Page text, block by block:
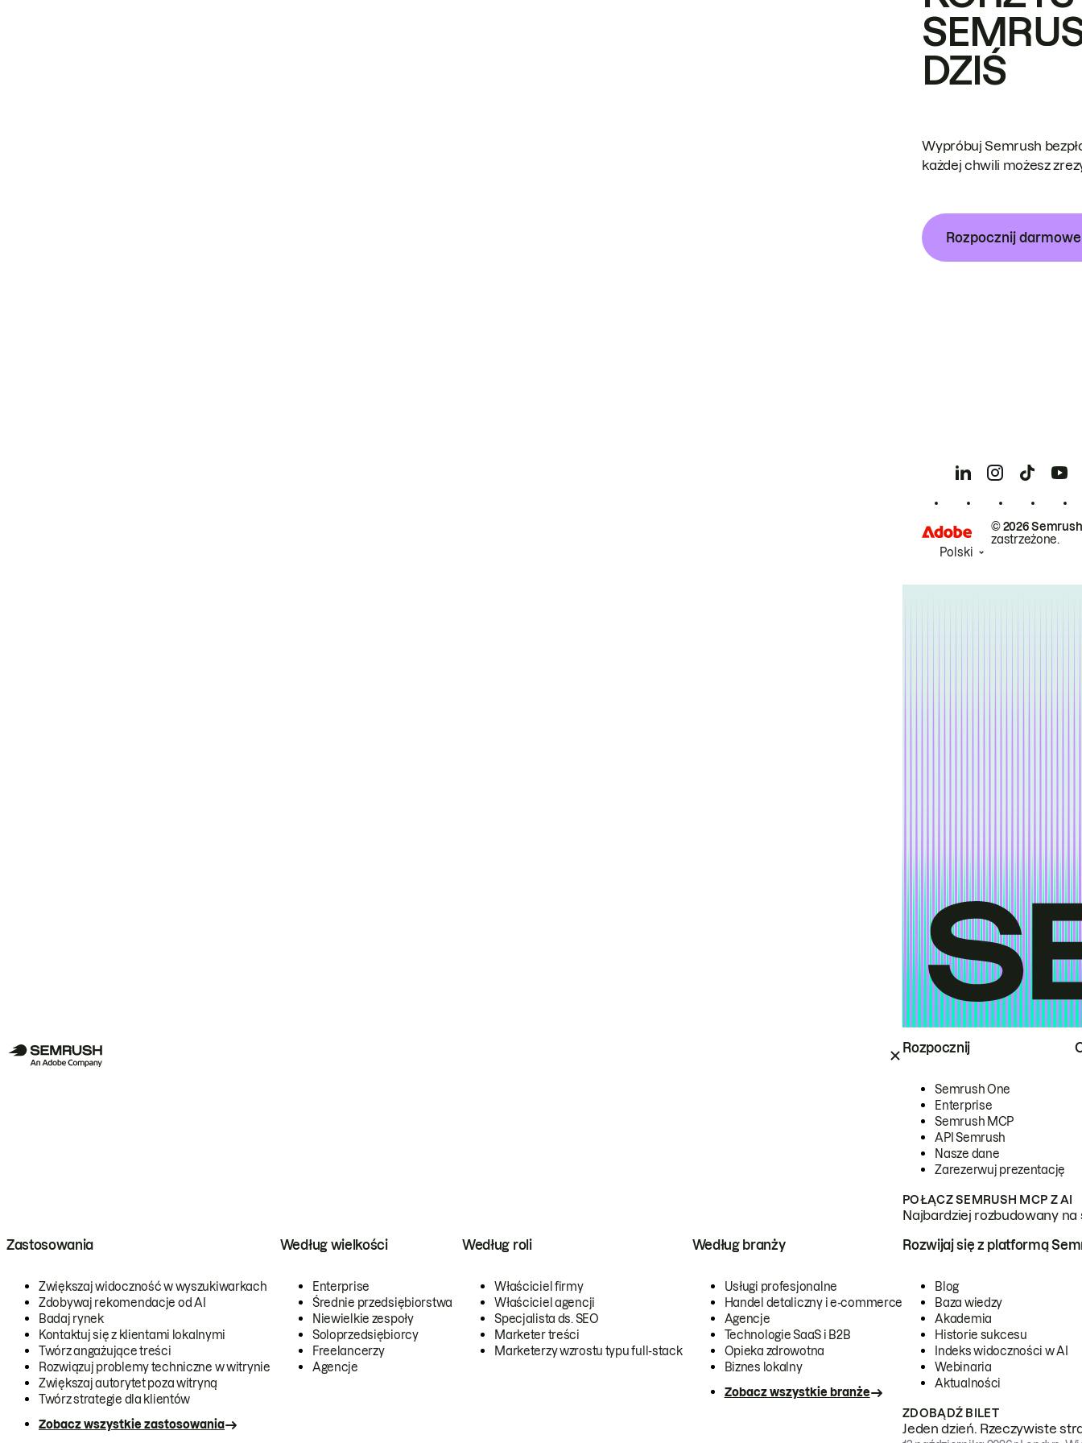
Rozpocznij
Semrush One
Enterprise
Semrush MCP
API Semrush
Nasze dane
Zarezerwuj prezentację
POŁĄCZ SEMRUSH MCP Z AI
Najbardziej rozbudowany
Zastosowania
Zwiększaj widoczność w wyszukiwarkach
Zdobywaj rekomendacje od AI
Badaj rynek
Kontaktuj się z klientami lokalnymi
Twórz angażujące treści
Rozwiązuj problemy techniczne w witrynie
Zwiększaj autorytet poza witryną
Twórz strategie dla klientów
Zobacz wszystkie zastosowania
Według wielkości
Enterprise
Średnie przedsiębiorstwa
Niewielkie zespoły
Soloprzedsiębiorcy
Freelancerzy
Agencje
Według roli
Właściciel firmy
Właściciel agencji
Specjalista ds. SEO
Marketer treści
Marketerzy wzrostu typu full-stack
Według branży
Usługi profesjonalne
Handel detaliczny i e-commerce
Agencje
Technologie SaaS i B2B
Opieka zdrowotna
Biznes lokalny
Zobacz wszystkie branże
Rozwijaj się z platformą
Blog
Baza wiedzy
Akademia
Historie sukcesu
Indeks widoczności w AI
Webinaria
Aktualności
ZDOBĄDŹ BILET
Jeden dzień. Rzeczywiste
DZIŚ
Wypróbuj Semrush
każdej chwili możesz
Rozpocznij
© 2026
zastrzeżone.
Polski